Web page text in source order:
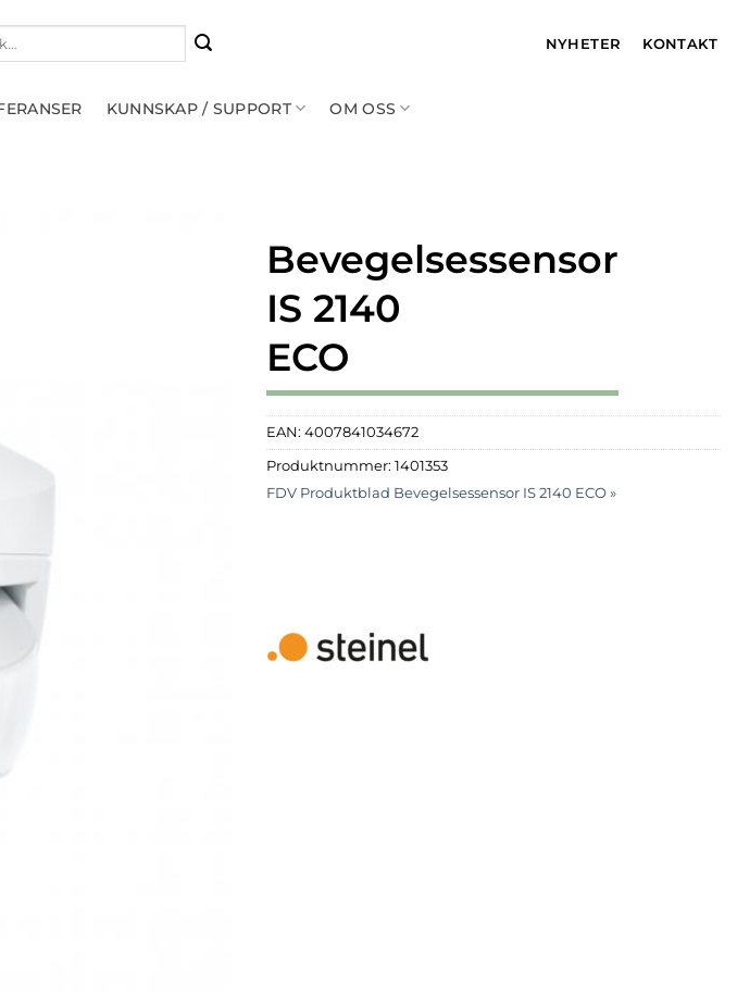
NYHETER KONTAKT
KUNNSKAP / SUPPORT OM OSS
Bevegelsessensor
IS 2140
ECO
EAN: 4007841034672
Produktnummer: 1401353
FDV Produktblad Bevegelsessensor IS 2140 ECO »